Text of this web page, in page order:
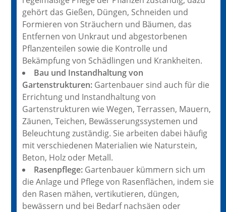
gehört das Gießen, Düngen, Schneiden und
Formieren von Sträuchern und Bäumen, das
Entfernen von Unkraut und abgestorbenen
Pflanzenteilen sowie die Kontrolle und
Bekämpfung von Schädlingen und Krankheiten.
Bau und Instandhaltung von
Gartenstrukturen: Gartenbauer sind auch für die
Errichtung und Instandhaltung von
Gartenstrukturen wie Wegen, Terrassen, Mauern,
Zäunen, Teichen, Bewässerungssystemen und
Beleuchtung zuständig. Sie arbeiten dabei häufig
mit verschiedenen Materialien wie Naturstein,
Beton, Holz oder Metall.
Rasenpflege:Gartenbauer kümmern sich um
die Anlage und Pflege von Rasenflächen, indem sie
den Rasen mähen, vertikutieren, düngen,
bewässern und bei Bedarf nachsäen oder